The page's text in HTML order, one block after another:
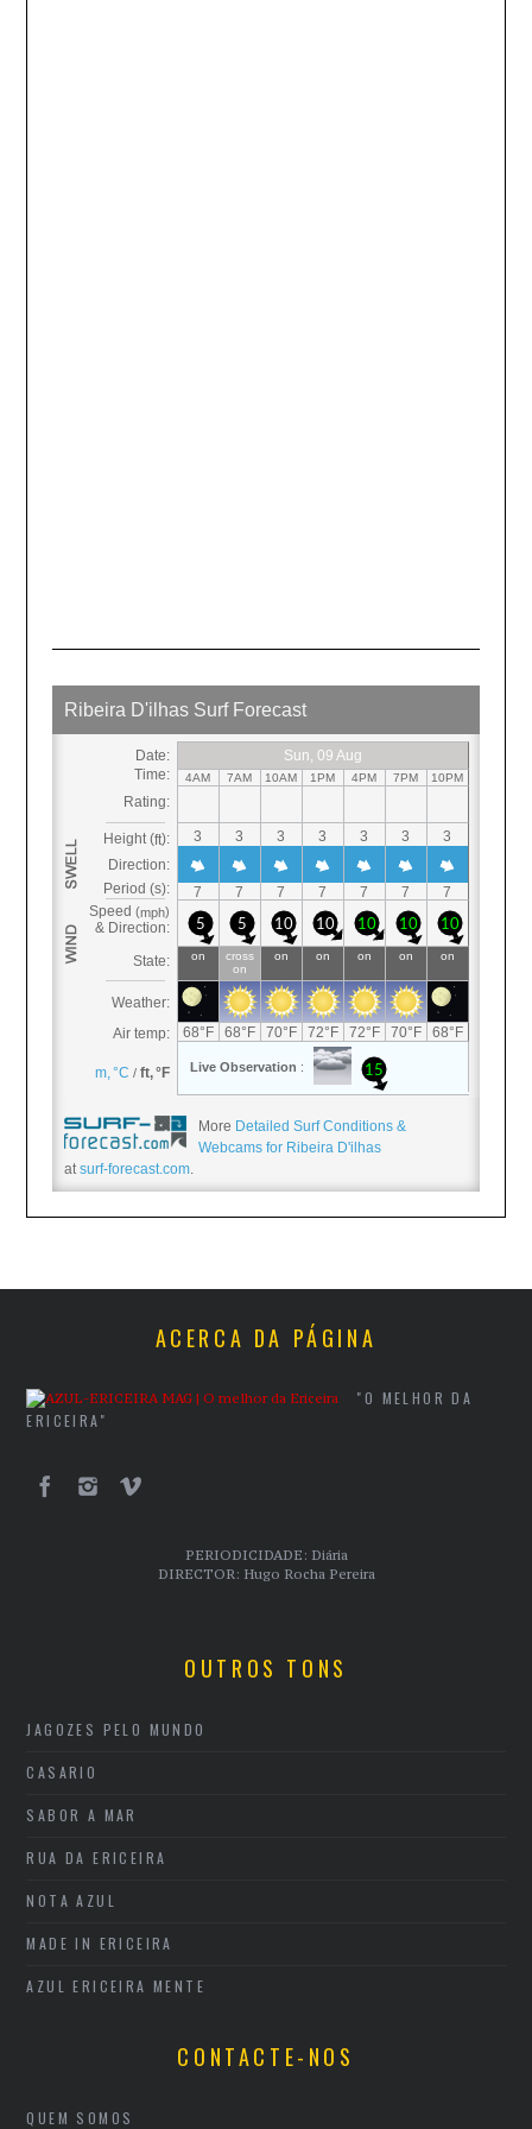
More Detailed Surf Conditions &
Webcams for Ribeira D'ilhas
atsurf-forecast.com.
ACERCA DA PÁGINA
"O MELHOR DA
ERICEIRA"
PERIODICIDADE: Diária
DIRECTOR: Hugo Rocha Pereira
OUTROS TONS
JAGOZES PELO MUNDO
CASARIO
SABOR A MAR
RUA DA ERICEIRA
NOTA AZUL
MADE IN ERICEIRA
AZUL ERICEIRA MENTE
CONTACTE-NOS
QUEM SOMOS